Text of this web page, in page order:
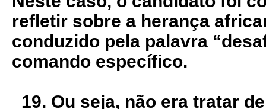
refletir sobre a herança
conduzido pela palavra
comando específico.
19. Ou seja, não era tratar